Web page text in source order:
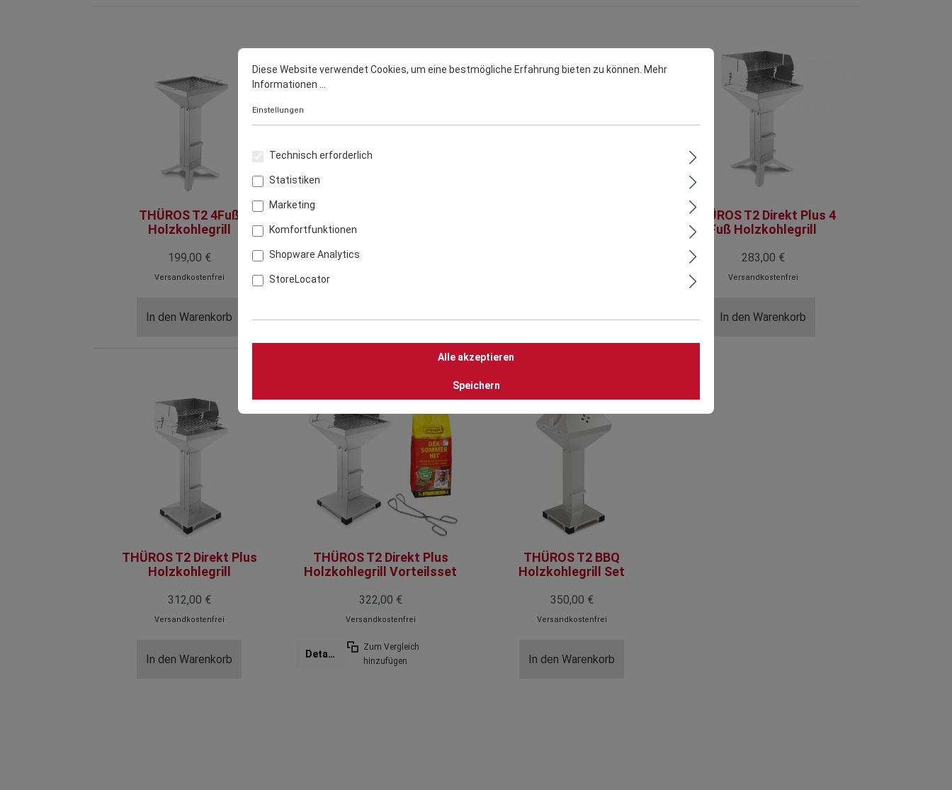
THÜROS T2 4Fuß
Holzkohlegrill
199,00 €
Versandkostenfrei
In den Warenkorb
THÜROS T2 Holzkohlegrill
229,00 €
In den Warenkorb In den Warenkorb
THÜROS T2 Direkt Plus 4
Fuß Holzkohlegrill
283,00 €
Versandkostenfrei
In den Warenkorb
THÜROS T2 Direkt Plus
Holzkohlegrill
312,00 €
Versandkostenfrei
In den Warenkorb
THÜROS T2 Direkt Plus
Holzkohlegrill Vorteilsset
322,00 €
Versandkostenfrei
Details
Zum Vergleich
hinzufügen
THÜROS T2 BBQ
Holzkohlegrill Set
350,00 €
Versandkostenfrei
In den Warenkorb
Diese Website verwendet Cookies, um eine bestmögliche Erfahrung bieten zu können. Mehr
Informationen ...
Einstellungen
Technisch erforderlich
Statistiken
Marketing
Komfortfunktionen
Shopware Analytics
StoreLocator
Alle akzeptieren
Speichern